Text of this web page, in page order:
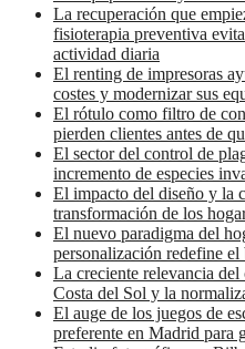
La recuperación que
fisioterapia preventiva
actividad diaria
El renting de impresoras
costes y modernizar sus
El rótulo como filtro de
pierden clientes antes de
El sector del control de
incremento de especies
El impacto del diseño y la
transformación de los
El nuevo paradigma del
personalización redefine el
La creciente relevancia
Costa del Sol y la
El auge de los juegos de
preferente en Madrid para